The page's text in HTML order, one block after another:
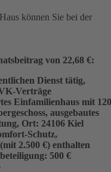
können Sie bei der
von 22,68 €:
Dienst tätig,
Verträge
Einfamilienhaus mit 120
ausgebautes
Ort: 24106 Kiel
Schutz,
2.500 €) enthalten
500 €